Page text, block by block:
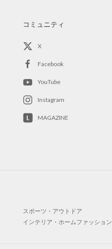
コミュニティ
X
Facebook
YouTube
Instagram
MAGAZINE
スポーツ・アウトドア
インテリア・ホームファッション